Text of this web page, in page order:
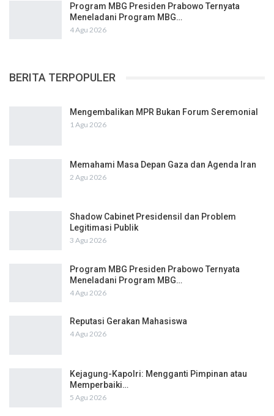
Program MBG Presiden Prabowo Ternyata
Meneladani Program MBG…
4 Agu 2026
BERITA TERPOPULER
Mengembalikan MPR Bukan Forum Seremonial
1 Agu 2026
Memahami Masa Depan Gaza dan Agenda Iran
2 Agu 2026
Shadow Cabinet Presidensil dan Problem
Legitimasi Publik
3 Agu 2026
Program MBG Presiden Prabowo Ternyata
Meneladani Program MBG…
4 Agu 2026
Reputasi Gerakan Mahasiswa
4 Agu 2026
Kejagung-Kapolri: Mengganti Pimpinan atau
Memperbaiki…
5 Agu 2026